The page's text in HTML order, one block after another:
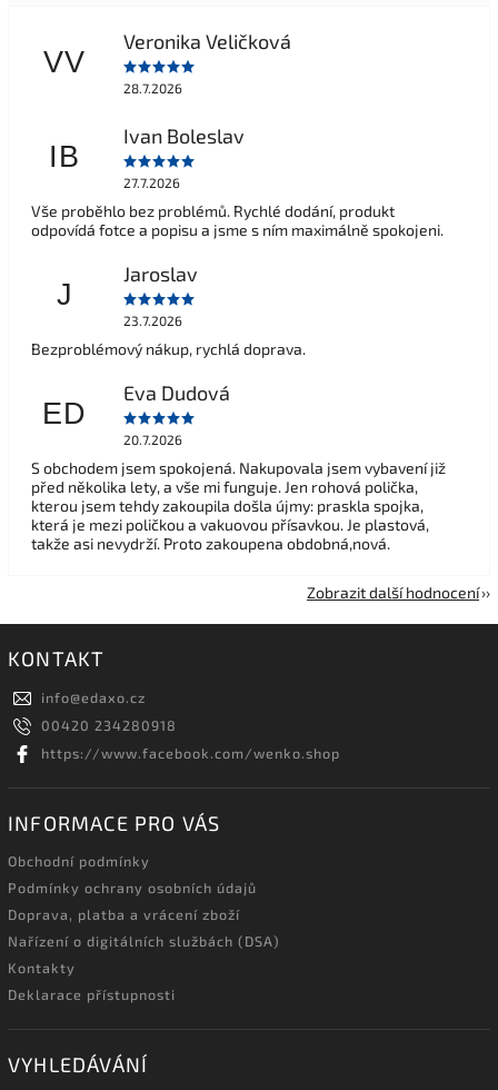
VV
Veronika Veličková
28.7.2026
IB
Ivan Boleslav
27.7.2026
Vše proběhlo bez problémů. Rychlé dodání, produkt
odpovídá fotce a popisu a jsme s ním maximálně spokojeni.
J
Jaroslav
23.7.2026
Bezproblémový nákup, rychlá doprava.
ED
Eva Dudová
20.7.2026
S obchodem jsem spokojená. Nakupovala jsem vybavení již
před několika lety, a vše mi funguje. Jen rohová polička,
kterou jsem tehdy zakoupila došla újmy: praskla spojka,
která je mezi poličkou a vakuovou přísavkou. Je plastová,
takže asi nevydrží. Proto zakoupena obdobná,nová.
Zobrazit další hodnocení
KONTAKT
info@edaxo.cz
00420 234280918
https://www.facebook.com/wenko.shop
INFORMACE PRO VÁS
Obchodní podmínky
Podmínky ochrany osobních údajů
Doprava, platba a vrácení zboží
Nařízení o digitálních službách (DSA)
Kontakty
Deklarace přístupnosti
VYHLEDÁVÁNÍ